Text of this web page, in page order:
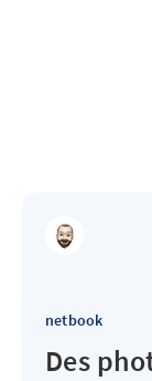
netbook
Des